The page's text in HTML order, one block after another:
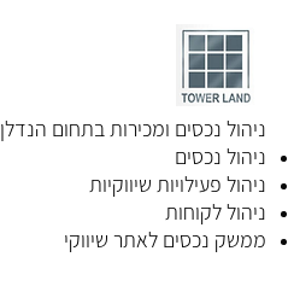
ניהול נכסים ומכירות בתחום הנדלן
ניהול נכסים
ניהול פעילויות שיווקיות
ניהול לקוחות
ממשק נכסים לאתר שיווקי